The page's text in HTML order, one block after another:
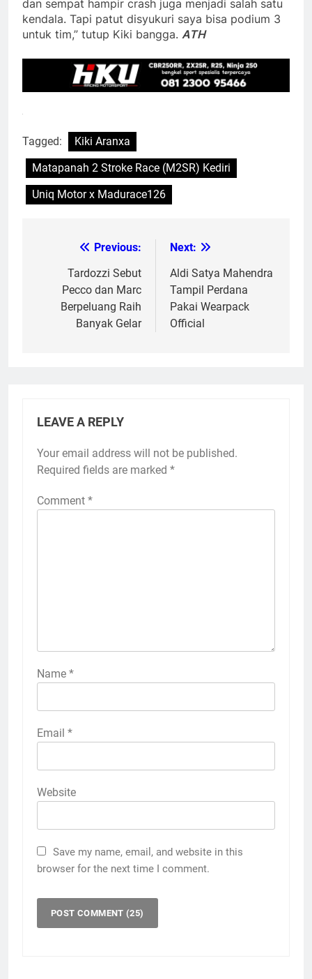
dan sempat hampir crash juga menjadi salah satu
kendala. Tapi patut disyukuri saya bisa podium 3
untuk tim,” tutup Kiki bangga. ATH
Tagged:
Kiki Aranxa
Matapanah 2 Stroke Race (M2SR) Kediri
Uniq Motor x Madurace126
navigation
Previous:
Tardozzi Sebut
Pecco dan Marc
Berpeluang Raih
Banyak Gelar
Next:
Aldi Satya Mahendra
Tampil Perdana
Pakai Wearpack
Official
LEAVE A REPLY
Your email address will not be published.
Required fields are marked *
Comment *
Name *
Email *
Website
Save my name, email, and website in this
browser for the next time I comment.